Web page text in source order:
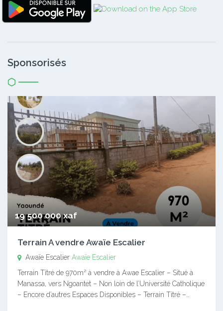
Sponsorisés
19 500 000 xaf
Terrain A vendre Awaïe Escalier
Awaïe Escalier Awaïe Escalier
Terrain Titré de 970m² à vendre à Awae Escalier – Situé à
Manassa, vers Ngoantet – Non loin de l’Université Catholique
– Encore d’autres Espaces Disponibles – Terrain Titré –…